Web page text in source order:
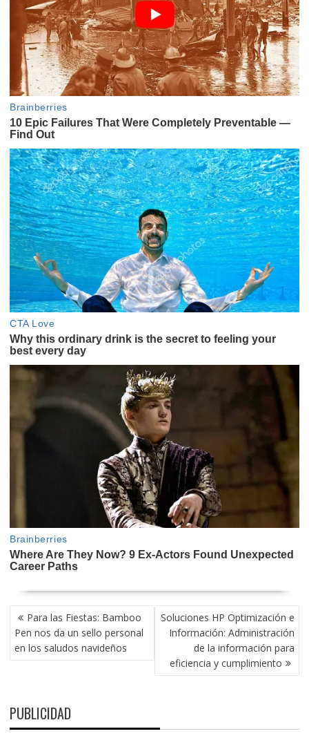
NAVEGACIÓN
DE
ENTRADAS
Para las Fiestas: Bamboo
Pen nos da un sello personal
en los saludos navideños
Soluciones HP Optimización e
Información: Administración
de la información para
eficiencia y cumplimiento
PUBLICIDAD